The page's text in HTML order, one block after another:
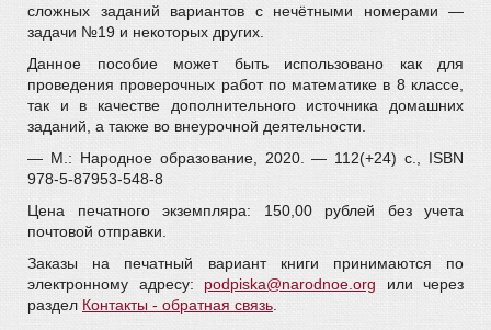
сложных заданий вариантов с нечётными номерами —
задачи №19 и некоторых других.
Данное пособие может быть использовано как для
проведения проверочных работ по математике в 8 классе,
так и в качестве дополнительного источника домашних
заданий, а также во внеурочной деятельности.
— М.: Народное образование, 2020. — 112(+24) с., ISBN
978-5-87953-548-8
Цена печатного экземпляра: 150,00 рублей без учета
почтовой отправки.
Заказы на печатный вариант книги принимаются по
электронному адресу: podpiska@narodnoe.org или через
раздел Контакты - обратная связь